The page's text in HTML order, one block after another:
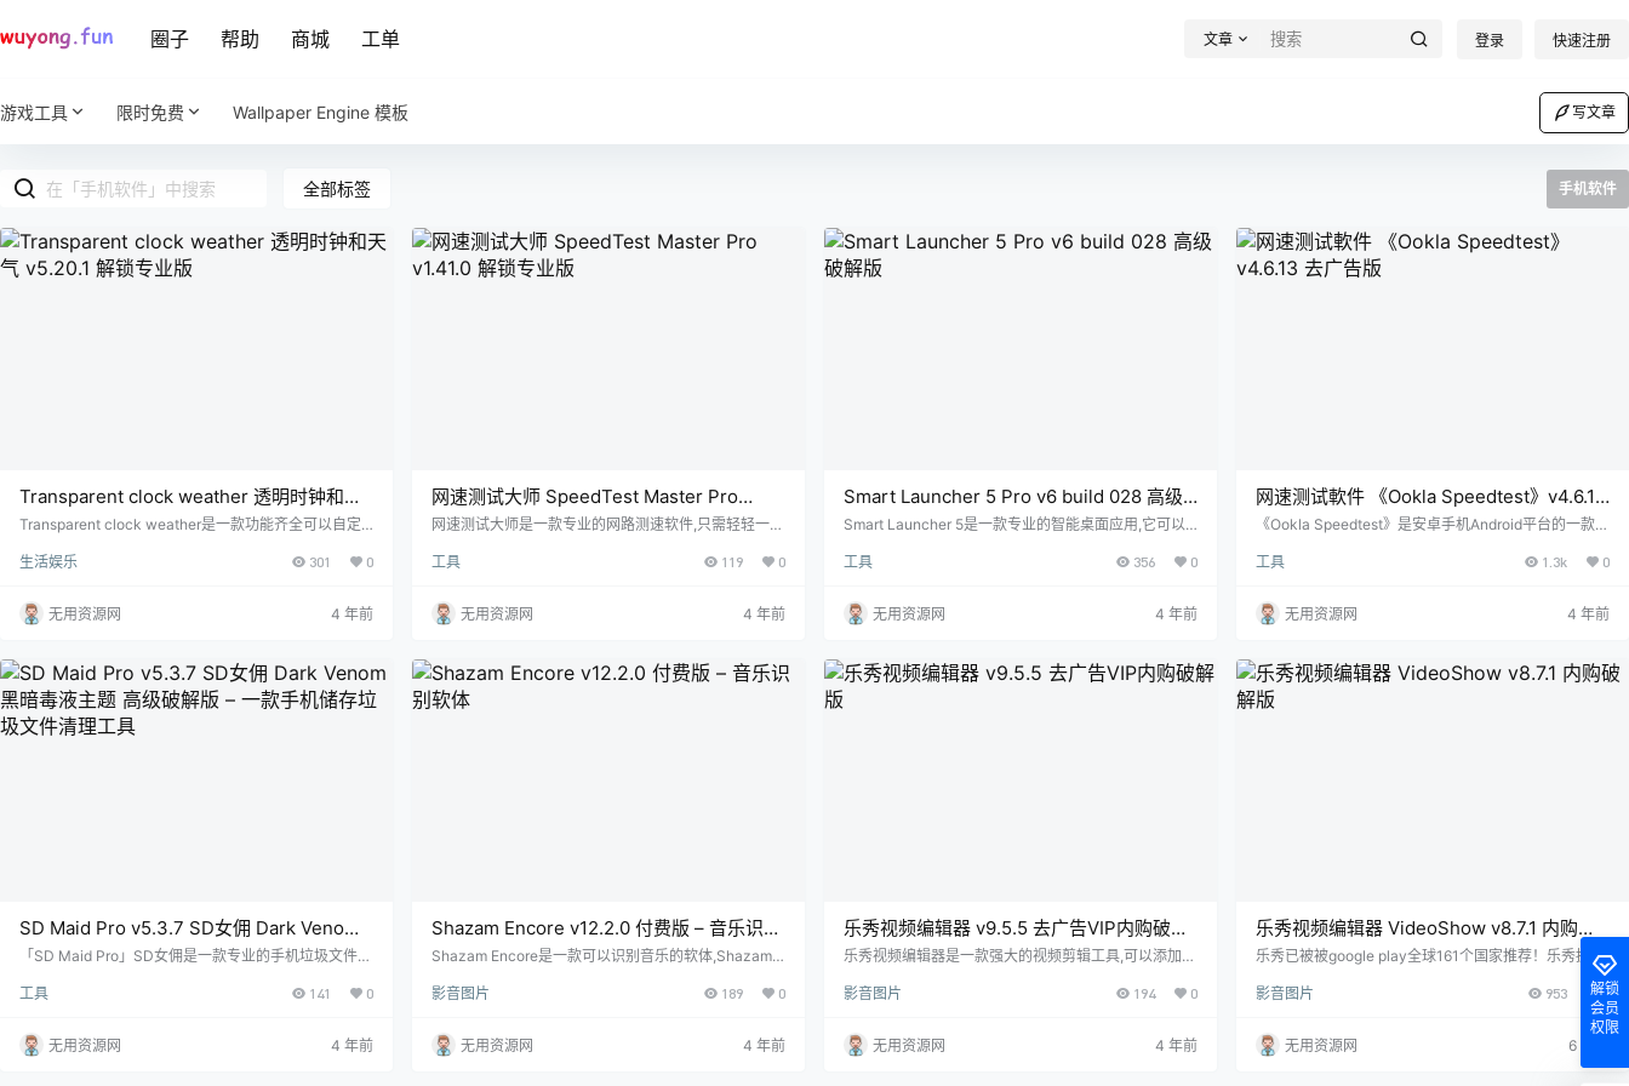
圈子 帮助 商城 工单 文章 登录 快速注册
游戏工具 限时免费 Wallpaper Engine 模板 写文章
全部标签 手机软件
Transparent clock weather 透明时钟和天
气 v5.20.1 解锁专业版
Transparent clock weather是一款功能齐全可以自定
实时天气更新、每小时和每天的预测以及及时的天气警
单易用的天气应用程序，检查今天的天气，明天或周末
的天气。 应用特点： 个桌面小程序尺寸，2×1、4X1、
生活娱乐 301 0
无用资源网 4 年前
网速测试大师 SpeedTest Master Pro
v1.41.0 解锁专业版
网速测试大师是一款专业的网路测速软件,只需轻轻一
连接，并在30秒内显示准确结果。 它可以测试4G、5
帮助你测试wifi连接。 功能特色： 测试你的下载和上传
速度和ping延迟 检查Wi-Fi信号强度并找到最强的信号
工具 119 0
无用资源网 4 年前
Smart Launcher 5 Pro v6 build 028 高级
破解版
Smart Launcher 5是一款专业的智能桌面应用,它可以
操作起来更快速、更易于使用。 功能特色： Ambient
配您的壁纸。 自适应图标：它采用了安卓 8.0 Oreo 中
推出的自适应图标格式，完全支持并适用于任何一台安
拥有更多且…
工具 356 0
无用资源网 4 年前
网速测试軟件 《Ookla Speedtest》v4.6.13
去广告版
《Ookla Speedtest》是安卓手机Android平台的一款手
最大的还原真实的速度Speedtest可以在30秒内即可完
实时图表显示测试结果，排除故障或确认您应有的网
速。 使用 Ookla Speedtest，只需轻按一下，30 秒内
球网络让…
工具 1.3k 0
无用资源网 4 年前
SD Maid Pro v5.3.7 SD女佣 Dark Venom
黑暗毒液主题 高级破解版 – 一款手机储存垃
「SD Maid Pro」SD女佣是一款专业的手机垃圾文件清
非常方便。 功能特色： 资源管理器是一个全功能文件
器可以根据文件名称和内容查找您需要的文件。 冗余搜
寻器可以帮您查找出在您设备上已不再需要的文件并将
工具 141 0
无用资源网 4 年前
Shazam Encore v12.2.0 付费版 – 音乐识别
软体
Shazam Encore是一款可以识别音乐的软体,Shazam E
并且可以一键切换至apple music或spotify进行播放音
或Google Play上预览和购买曲目 使用实时歌词一起唱
歌 在任何社交网络上分享您的发现 在YouTube上观看
影音图片 189 0
无用资源网 4 年前
乐秀视频编辑器 v9.5.5 去广告VIP内购破解
版
乐秀视频编辑器是一款强大的视频剪辑工具,可以添加多
等,并且能将编辑完成后的视频直接分享至微信、微博、
征： 为视频添加各种特效。贴纸/图像/ GIF /文本支持。
你可以很容易地改变起始时间。 添加了超炫的滤镜。现
影音图片 194 0
无用资源网 4 年前
乐秀视频编辑器 VideoShow v8.7.1 内购破
解版
乐秀已被被google play全球161个国家推荐！乐秀拥有
全球数亿用户！ 乐秀是Android市场上最好的视频编辑
应用程序。 最近，乐秀已被列入“让你成为摄影大师的
拍摄神器” APP列表。 VideoShow带给您很棒的视频编
辑体验。 通过最简单的操作，您可以制作带有照片和视
频的精彩视频。 最棒的是，它是完全免费的！ 您可以
通过各种方式，主题，特殊效果，文本，表达，音乐，
影音图片 953 0
无用资源网 6 年前
解锁
会员
权限